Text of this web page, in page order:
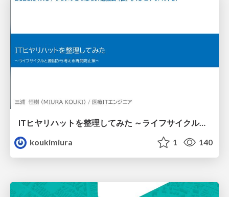
ITヒヤリハットを整理してみた ～ライフサイクルと原因から考える再発防止策～
koukimiura
1 140